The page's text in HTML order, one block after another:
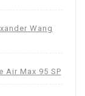
Wang
Air Max 95 SP